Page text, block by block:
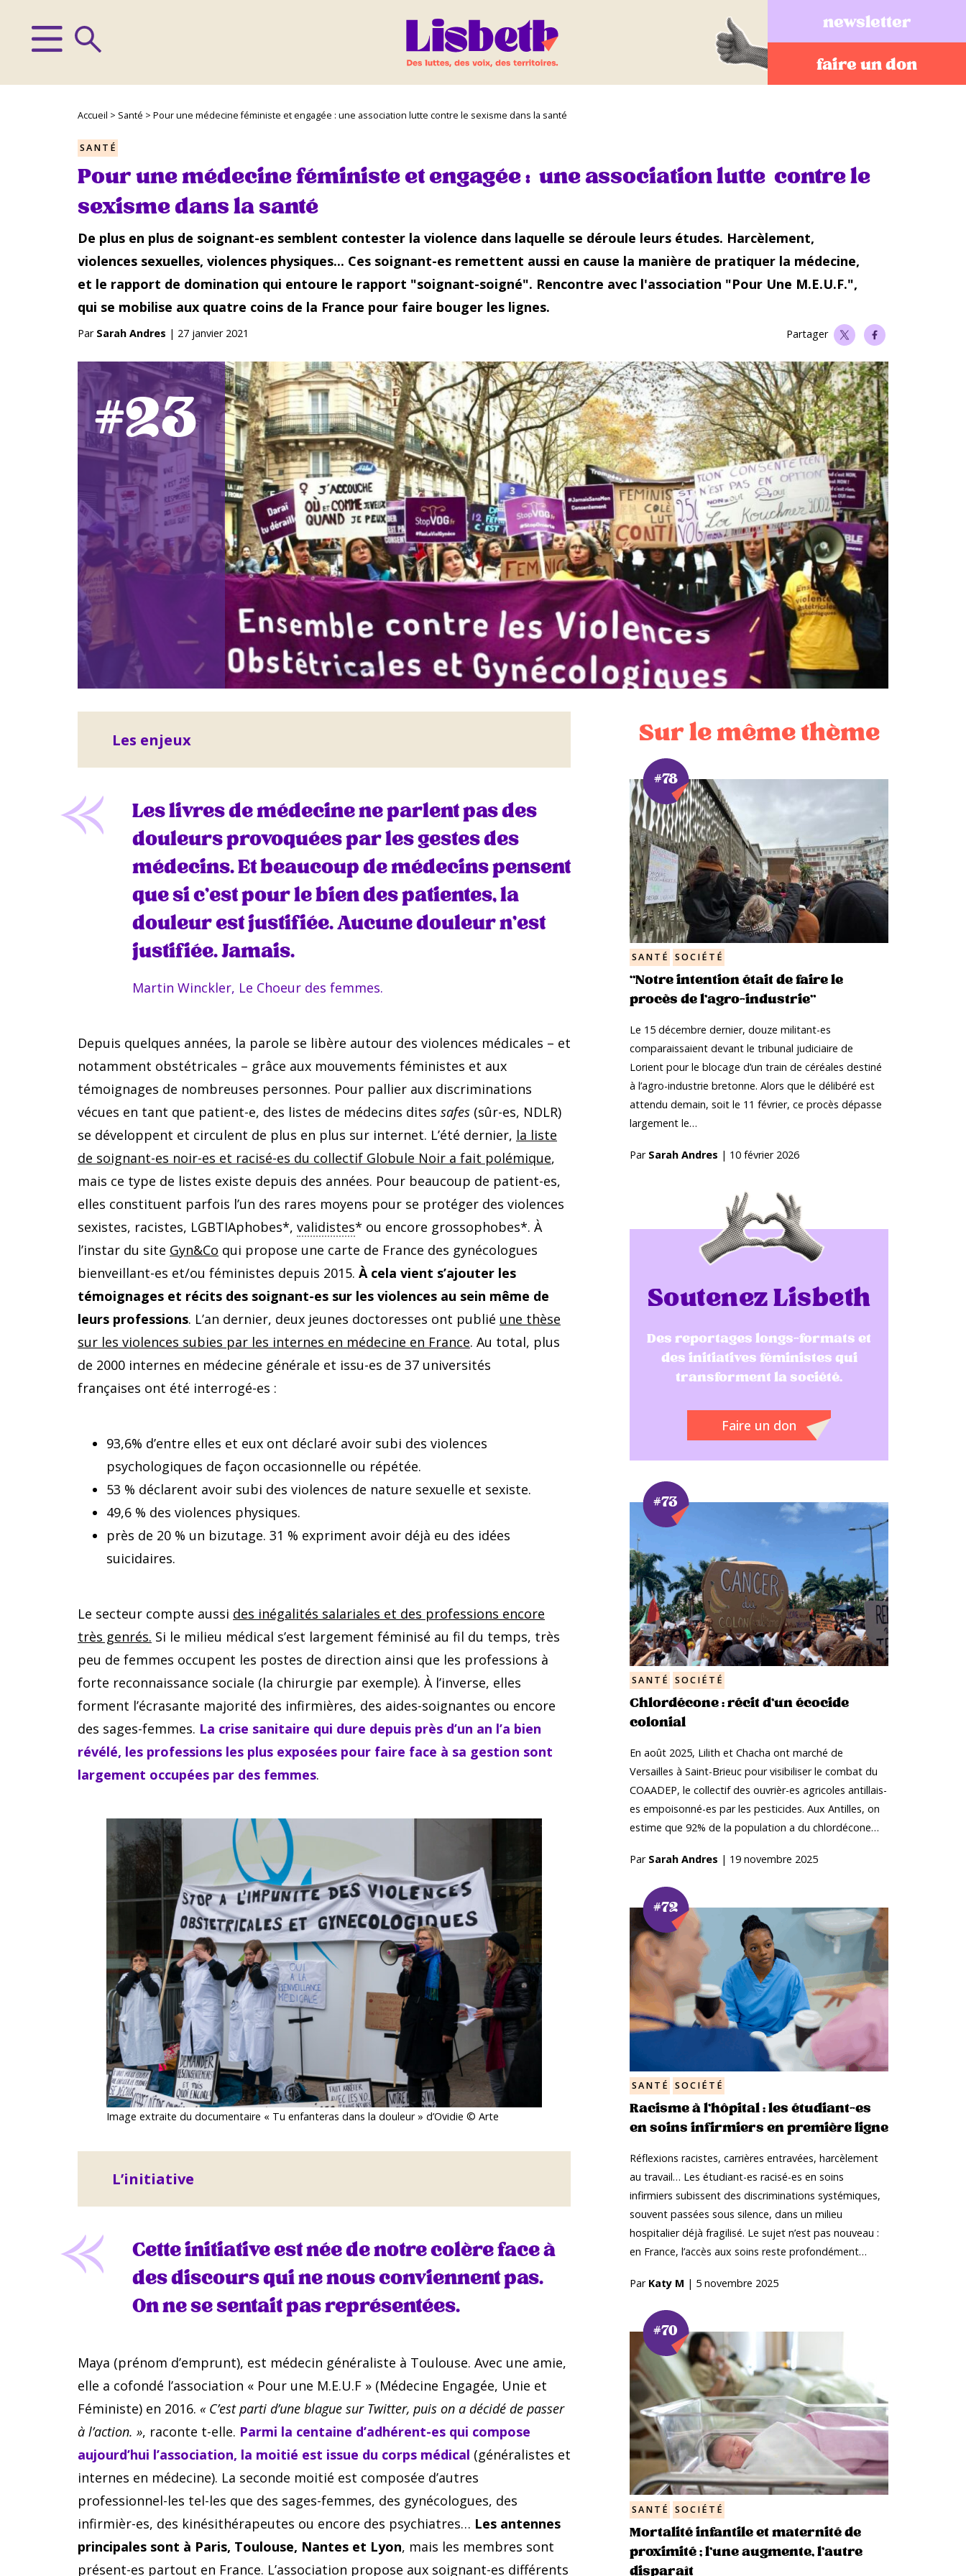
newsletter
faire un don
Accueil > Santé > Pour une médecine féministe et engagée : une association lutte contre le sexisme dans la santé
SANTÉ
Pour une médecine féministe et engagée : une association lutte contre le
sexisme dans la santé
De plus en plus de soignant-es semblent contester la violence dans laquelle se déroule leurs études. Harcèlement,
violences sexuelles, violences physiques... Ces soignant-es remettent aussi en cause la manière de pratiquer la médecine,
et le rapport de domination qui entoure le rapport "soignant-soigné". Rencontre avec l'association "Pour Une M.E.U.F.",
qui se mobilise aux quatre coins de la France pour faire bouger les lignes.
Par Sarah Andres | 27 janvier 2021 Partager
#23
Les enjeux
Les livres de médecine ne parlent pas des
douleurs provoquées par les gestes des
médecins. Et beaucoup de médecins pensent
que si c’est pour le bien des patientes, la
douleur est justifiée. Aucune douleur n’est
justifiée. Jamais.
Martin Winckler, Le Choeur des femmes.
Depuis quelques années, la parole se libère autour des violences médicales – et
notamment obstétricales – grâce aux mouvements féministes et aux
témoignages de nombreuses personnes. Pour pallier aux discriminations
vécues en tant que patient-e, des listes de médecins dites safes (sûr-es, NDLR)
se développent et circulent de plus en plus sur internet. L’été dernier, la liste
de soignant-es noir-es et racisé-es du collectif Globule Noir a fait polémique,
mais ce type de listes existe depuis des années. Pour beaucoup de patient-es,
elles constituent parfois l’un des rares moyens pour se protéger des violences
sexistes, racistes, LGBTIAphobes*, validistes* ou encore grossophobes*. À
l’instar du site Gyn&Co qui propose une carte de France des gynécologues
bienveillant-es et/ou féministes depuis 2015. À cela vient s’ajouter les
témoignages et récits des soignant-es sur les violences au sein même de
leurs professions. L’an dernier, deux jeunes doctoresses ont publié une thèse
sur les violences subies par les internes en médecine en France. Au total, plus
de 2000 internes en médecine générale et issu-es de 37 universités
françaises ont été interrogé-es :
93,6% d’entre elles et eux ont déclaré avoir subi des violences
psychologiques de façon occasionnelle ou répétée.
53 % déclarent avoir subi des violences de nature sexuelle et sexiste.
49,6 % des violences physiques.
près de 20 % un bizutage. 31 % expriment avoir déjà eu des idées
suicidaires.
Le secteur compte aussi des inégalités salariales et des professions encore
très genrés. Si le milieu médical s’est largement féminisé au fil du temps, très
peu de femmes occupent les postes de direction ainsi que les professions à
forte reconnaissance sociale (la chirurgie par exemple). À l’inverse, elles
forment l’écrasante majorité des infirmières, des aides-soignantes ou encore
des sages-femmes. La crise sanitaire qui dure depuis près d’un an l’a bien
révélé, les professions les plus exposées pour faire face à sa gestion sont
largement occupées par des femmes.
Image extraite du documentaire « Tu enfanteras dans la douleur » d’Ovidie © Arte
L’initiative
Cette initiative est née de notre colère face à
des discours qui ne nous conviennent pas.
On ne se sentait pas représentées.
Maya (prénom d’emprunt), est médecin généraliste à Toulouse. Avec une amie,
elle a cofondé l’association « Pour une M.E.U.F » (Médecine Engagée, Unie et
Féministe) en 2016. « C’est parti d’une blague sur Twitter, puis on a décidé de passer
à l’action. », raconte t-elle. Parmi la centaine d’adhérent-es qui compose
aujourd’hui l’association, la moitié est issue du corps médical (généralistes et
internes en médecine). La seconde moitié est composée d’autres
professionnel-les tel-les que des sages-femmes, des gynécologues, des
infirmièr-es, des kinésithérapeutes ou encore des psychiatres… Les antennes
principales sont à Paris, Toulouse, Nantes et Lyon, mais les membres sont
présent-es partout en France. L’association propose aux soignant-es différents
Sur le même thème
#78
SANTÉ SOCIÉTÉ
“Notre intention était de faire le
procès de l’agro-industrie”
Le 15 décembre dernier, douze militant-es
comparaissaient devant le tribunal judiciaire de
Lorient pour le blocage d’un train de céréales destiné
à l’agro-industrie bretonne. Alors que le délibéré est
attendu demain, soit le 11 février, ce procès dépasse
largement le…
Par Sarah Andres | 10 février 2026
Soutenez Lisbeth
Des reportages longs-formats et
des initiatives féministes qui
transforment la société.
Faire un don
#73
SANTÉ SOCIÉTÉ
Chlordécone : récit d’un écocide
colonial
En août 2025, Lilith et Chacha ont marché de
Versailles à Saint-Brieuc pour visibiliser le combat du
COAADEP, le collectif des ouvrièr-es agricoles antillais-
es empoisonné-es par les pesticides. Aux Antilles, on
estime que 92% de la population a du chlordécone…
Par Sarah Andres | 19 novembre 2025
#72
SANTÉ SOCIÉTÉ
Racisme à l’hôpital : les étudiant-es
en soins infirmiers en première ligne
Réflexions racistes, carrières entravées, harcèlement
au travail… Les étudiant-es racisé-es en soins
infirmiers subissent des discriminations systémiques,
souvent passées sous silence, dans un milieu
hospitalier déjà fragilisé. Le sujet n’est pas nouveau :
en France, l’accès aux soins reste profondément…
Par Katy M | 5 novembre 2025
#70
SANTÉ SOCIÉTÉ
Mortalité infantile et maternité de
proximité ; l’une augmente, l’autre
disparaît